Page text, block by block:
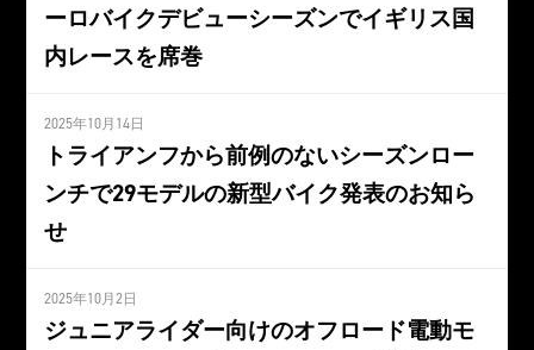
ーロバイクデビューシーズンでイギリス国
内レースを席巻
2025年10月14日
トライアンフから前例のないシーズンロー
ンチで29モデルの新型バイク発表のお知ら
せ
2025年10月2日
ジュニアライダー向けのオフロード電動モ